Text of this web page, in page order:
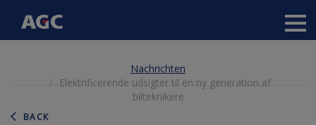
Nachrichten
Elektrificerende udsigter til en ny generation af
bilteknikere
BACK